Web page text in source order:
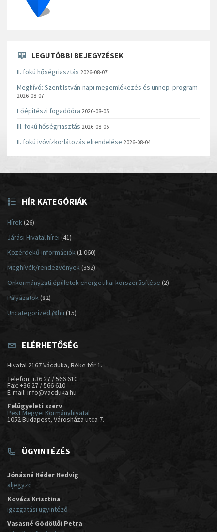
LEGUTÓBBI BEJEGYZÉSEK
II. fokú hőségriasztás 2026-08-07
Meghívó: Szent István-napi megemlékezés és ünnepi program
2026-08-07
Főépítészi fogadóóra 2026-08-05
III. fokú hőségriasztás 2026-08-05
II. fokú ivóvízkorlátozás elrendelése 2026-08-04
HÍR KATEGÓRIÁK
Hírek(26)
Járási Hivatal hírei (41)
Közérdekű információk(1 060)
Meghívók/rendezvények (392)
Önkormányzati épületek energetikai korszerűsítése (2)
Pályázatok (82)
Uncategorized @hu (15)
ELÉRHETŐSÉG
Hivatal 2167 Vácduka, Béke tér 1.
Telefon: +36 27 / 566 610
Fax: +36 27 / 566 610
E-mail: info@vacduka.hu
Felügyeleti szerv
Pest Megyei Kormányhivatal
1052 Budapest, Városháza utca 7.
ÜGYINTÉZÉS
Jónásné Héder Hedvig
aljegyző
Kovács Krisztina
igazgatási ügyintéző
Vasasné Gödöllői Petra